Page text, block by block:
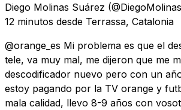
Diego Molinas Suárez
12 minutos desde Terrassa, Catalonia
@orange_es Mi problema es que el
tele, va muy mal, me dijeron que me
descodificador nuevo pero con un
estoy pagando por la TV orange y
mala calidad, llevo 8-9 años con